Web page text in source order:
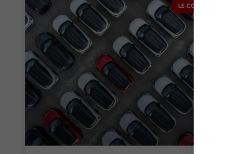
LE COIN DU DIRIGEANT